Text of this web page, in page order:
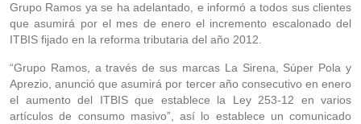
Grupo Ramos ya se ha adelantado, e informó a todos sus clientes
que asumirá por el mes de enero el incremento escalonado del
ITBIS fijado en la reforma tributaria del año 2012.
“Grupo Ramos, a través de sus marcas La Sirena, Súper Pola y
Aprezio, anunció que asumirá por tercer año consecutivo en enero
el aumento del ITBIS que establece la Ley 253-12 en varios
artículos de consumo masivo”, así lo establece un comunicado